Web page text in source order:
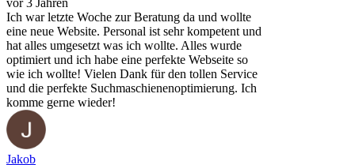
vor 3 Jahren
Ich war letzte Woche zur Beratung da und wollte
eine neue Website. Personal ist sehr kompetent und
hat alles umgesetzt was ich wollte. Alles wurde
optimiert und ich habe eine perfekte Webseite so
wie ich wollte! Vielen Dank für den tollen Service
und die perfekte Suchmaschienenoptimierung. Ich
komme gerne wieder!
Jakob